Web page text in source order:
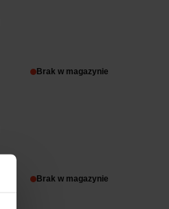
Brak w magazynie
Brak w magazynie